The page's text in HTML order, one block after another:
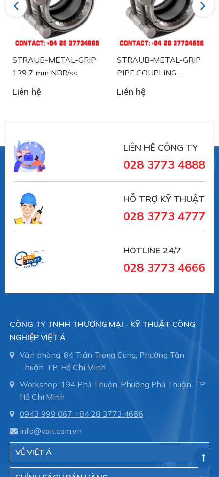
Straub là nhà sản xuất thiết bị khớp nối ống và
xử lý sự cố đường ống đến từ Thụy Sĩ. Straub đã có
trên 30 năm trong lĩnh vực sản xuất và cung ứng
- Hệ thông phòng cháy chữa cháy trong tòa nhà,
nhà xưởng.
ống.
Việt Á hiện là đại diện cũa hãng Straub - Thụy sĩ
tại Việt Nam.
Previous
STRAUB-METAL-GRIP
139.7 mm NBR/ss
Liên hệ
STRAUB-METAL-GRIP
PIPE COUPLING
STRAUB 88.9 mm
Liên hệ
Next
LIÊN HỆ CÔNG TY
028 3773 4888
HỖ TRỢ KỸ THUẬT
028 3773 4777
HOTLINE 24/7
028 3773 4666
CÔNG TY TNHH THƯƠNG MẠI - KỸ THUẬT CÔNG
NGHIỆP VIỆT Á
Văn phòng: 84 Trần Trọng Cung, Phường Tân
Thuận, TP. Hồ Chí Minh
Workshop: 194 Phú Thuận, Phường Phú Thuận, TP.
Hồ Chí Minh
0943 999 067 +84 28 3773.4666
info@vait.com.vn
VỀ VIỆT Á